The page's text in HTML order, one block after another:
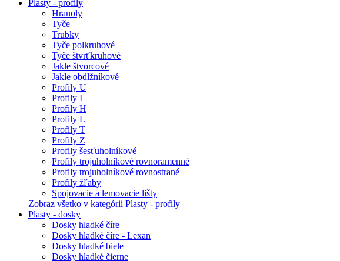
Plasty - profily
Hranoly
Tyče
Trubky
Tyče polkruhové
Tyče štvrťkruhové
Jakle štvorcové
Jakle obdlžníkové
Profily U
Profily I
Profily H
Profily L
Profily T
Profily Z
Profily šesťuholníkové
Profily trojuholníkové rovnoramenné
Profily trojuholníkové rovnostrané
Profily žľaby
Spojovacie a lemovacie lišty
Zobraz všetko v kategórii Plasty - profily
Plasty - dosky
Dosky hladké číre
Dosky hladké číre - Lexan
Dosky hladké biele
Dosky hladké čierne